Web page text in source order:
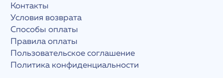
Контакты
Условия возврата
Способы оплаты
Правила оплаты
Пользовательское соглашение
Политика конфиденциальности